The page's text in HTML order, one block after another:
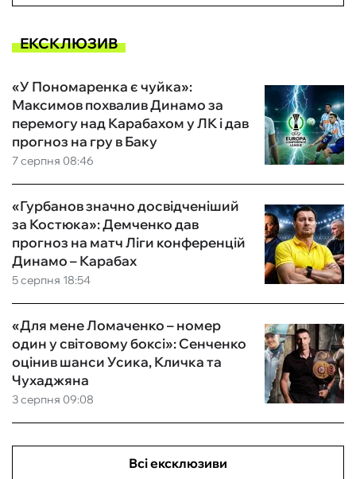
ЕКСКЛЮЗИВ
7 серпня 08:46
«У Пономаренка є чуйка»:
Максимов похвалив Динамо за
перемогу над Карабахом у ЛК і дав
прогноз на гру в Баку
5 серпня 18:54
«Гурбанов значно досвідченіший
за Костюка»: Демченко дав
прогноз на матч Ліги конференцій
Динамо – Карабах
3 серпня 09:08
«Для мене Ломаченко – номер
один у світовому боксі»: Сенченко
оцінив шанси Усика, Кличка та
Чухаджяна
Всі ексклюзиви